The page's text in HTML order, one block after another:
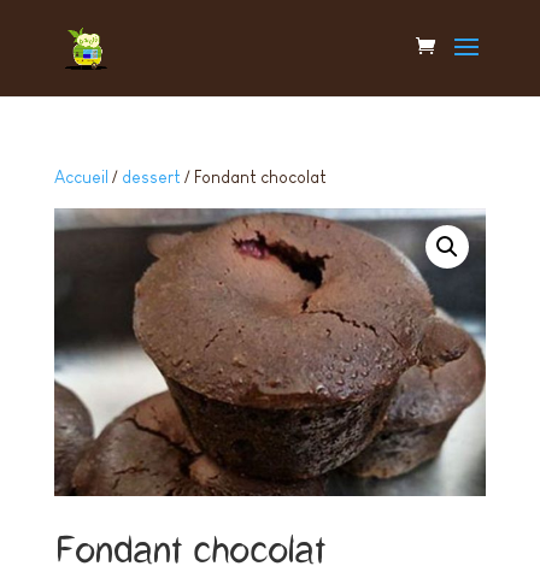
Accueil / dessert / Fondant chocolat
Fondant chocolat